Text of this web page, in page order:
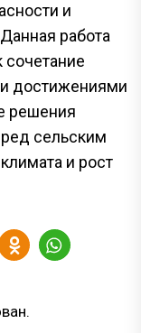
и
работа
сочетание
достижениями
решения
сельским
и рост